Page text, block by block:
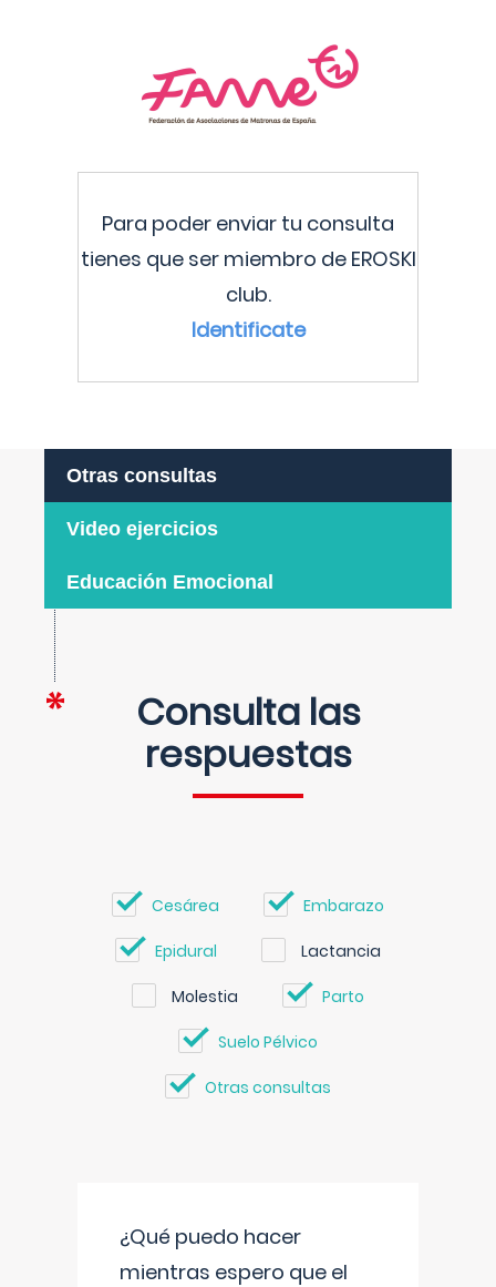
Para poder enviar tu consulta
tienes que ser miembro de EROSKI
club.
Identificate
Otras consultas
Video ejercicios
Educación Emocional
Consulta las
respuestas
Cesárea Embarazo
Epidural Lactancia
Molestia Parto
Suelo Pélvico
Otras consultas
¿Qué puedo hacer
mientras espero que el